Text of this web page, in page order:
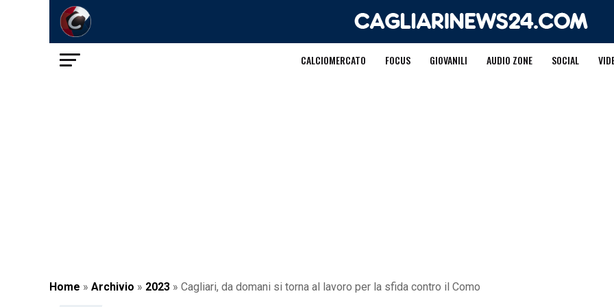
CALCIOMERCATO FOCUS GIOVANILI AUDIO ZONE SOCIAL
Home » Archivio » 2023 » Cagliari, da domani si torna al lavoro per la sfida contro il Como